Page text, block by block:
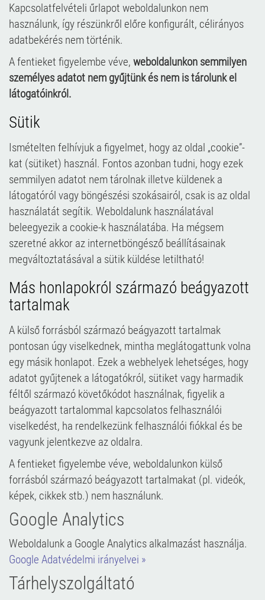
Kapcsolatfelvételi űrlapot weboldalunkon nem
használunk, így részünkről előre konfigurált, célirányos
adatbekérés nem történik.
A fentieket figyelembe véve, weboldalunkon semmilyen
személyes adatot nem gyűjtünk és nem is tárolunk el
látogatóinkról.
Sütik
Ismételten felhívjuk a figyelmet, hogy az oldal „cookie”-
kat (sütiket) használ. Fontos azonban tudni, hogy ezek
semmilyen adatot nem tárolnak illetve küldenek a
látogatóról vagy böngészési szokásairól, csak is az oldal
használatát segítik. Weboldalunk használatával
beleegyezik a cookie-k használatába. Ha mégsem
szeretné akkor az internetböngésző beállításainak
megváltoztatásával a sütik küldése letiltható!
Más honlapokról származó beágyazott
tartalmak
A külső forrásból származó beágyazott tartalmak
pontosan úgy viselkednek, mintha meglátogattunk volna
egy másik honlapot. Ezek a webhelyek lehetséges, hogy
adatot gyűjtenek a látogatókról, sütiket vagy harmadik
féltől származó követőkódot használnak, figyelik a
beágyazott tartalommal kapcsolatos felhasználói
viselkedést, ha rendelkezünk felhasználói fiókkal és be
vagyunk jelentkezve az oldalra.
A fentieket figyelembe véve, weboldalunkon külső
forrásból származó beágyazott tartalmakat (pl. videók,
képek, cikkek stb.) nem használunk.
Google Analytics
Weboldalunk a Google Analytics alkalmazást használja.
Google Adatvédelmi irányelvei »
Tárhelyszolgáltató